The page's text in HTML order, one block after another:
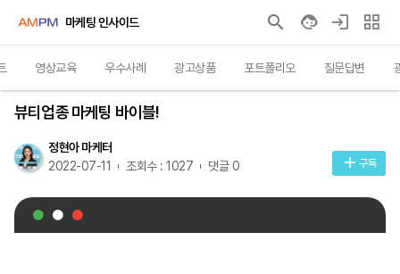
마케팅 인사이드
영상교육 우수사례 광고상품 포트폴리오 질문답변
영상교육
뷰티업종 마케팅 바이블!
정현아 마케터
2022-07-11
조회수 : 1027 댓글 0 구독